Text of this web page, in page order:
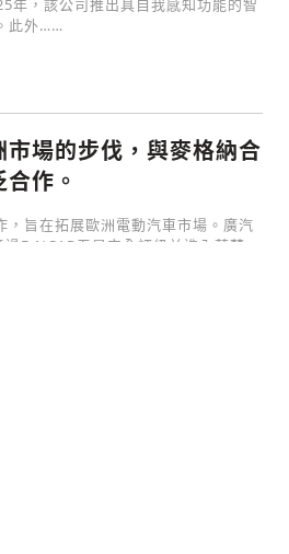
年，該公司推出具自我感知功能的智
此外……
場的步伐，與麥格納合
作。
，旨在拓展歐洲電動汽車市場。廣汽
E-NCAP五星安全評級並進入芬蘭、